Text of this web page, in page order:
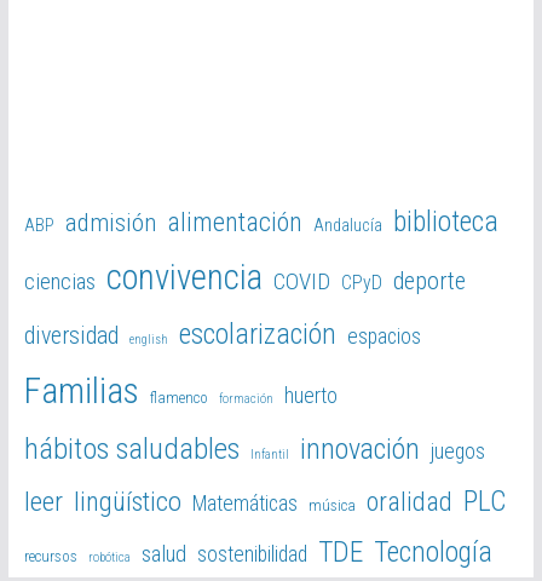
ABP admisión alimentación Andalucía biblioteca
ciencias convivencia COVID CPyD deporte
diversidad english escolarización espacios
Familias flamenco formación huerto
hábitos saludables Infantil innovación juegos
leer lingüístico Matemáticas música oralidad PLC
recursos robótica salud sostenibilidad TDE Tecnología